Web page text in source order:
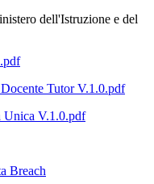
dell'Istruzione e del
Tutor V.1.0.pdf
Unica V.1.0.pdf
Breach